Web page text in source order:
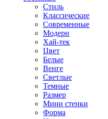
Стиль
Классические
Современные
Модерн
Хай-тек
Цвет
Белые
Венге
Светлые
Темные
Размер
Мини стенки
Форма